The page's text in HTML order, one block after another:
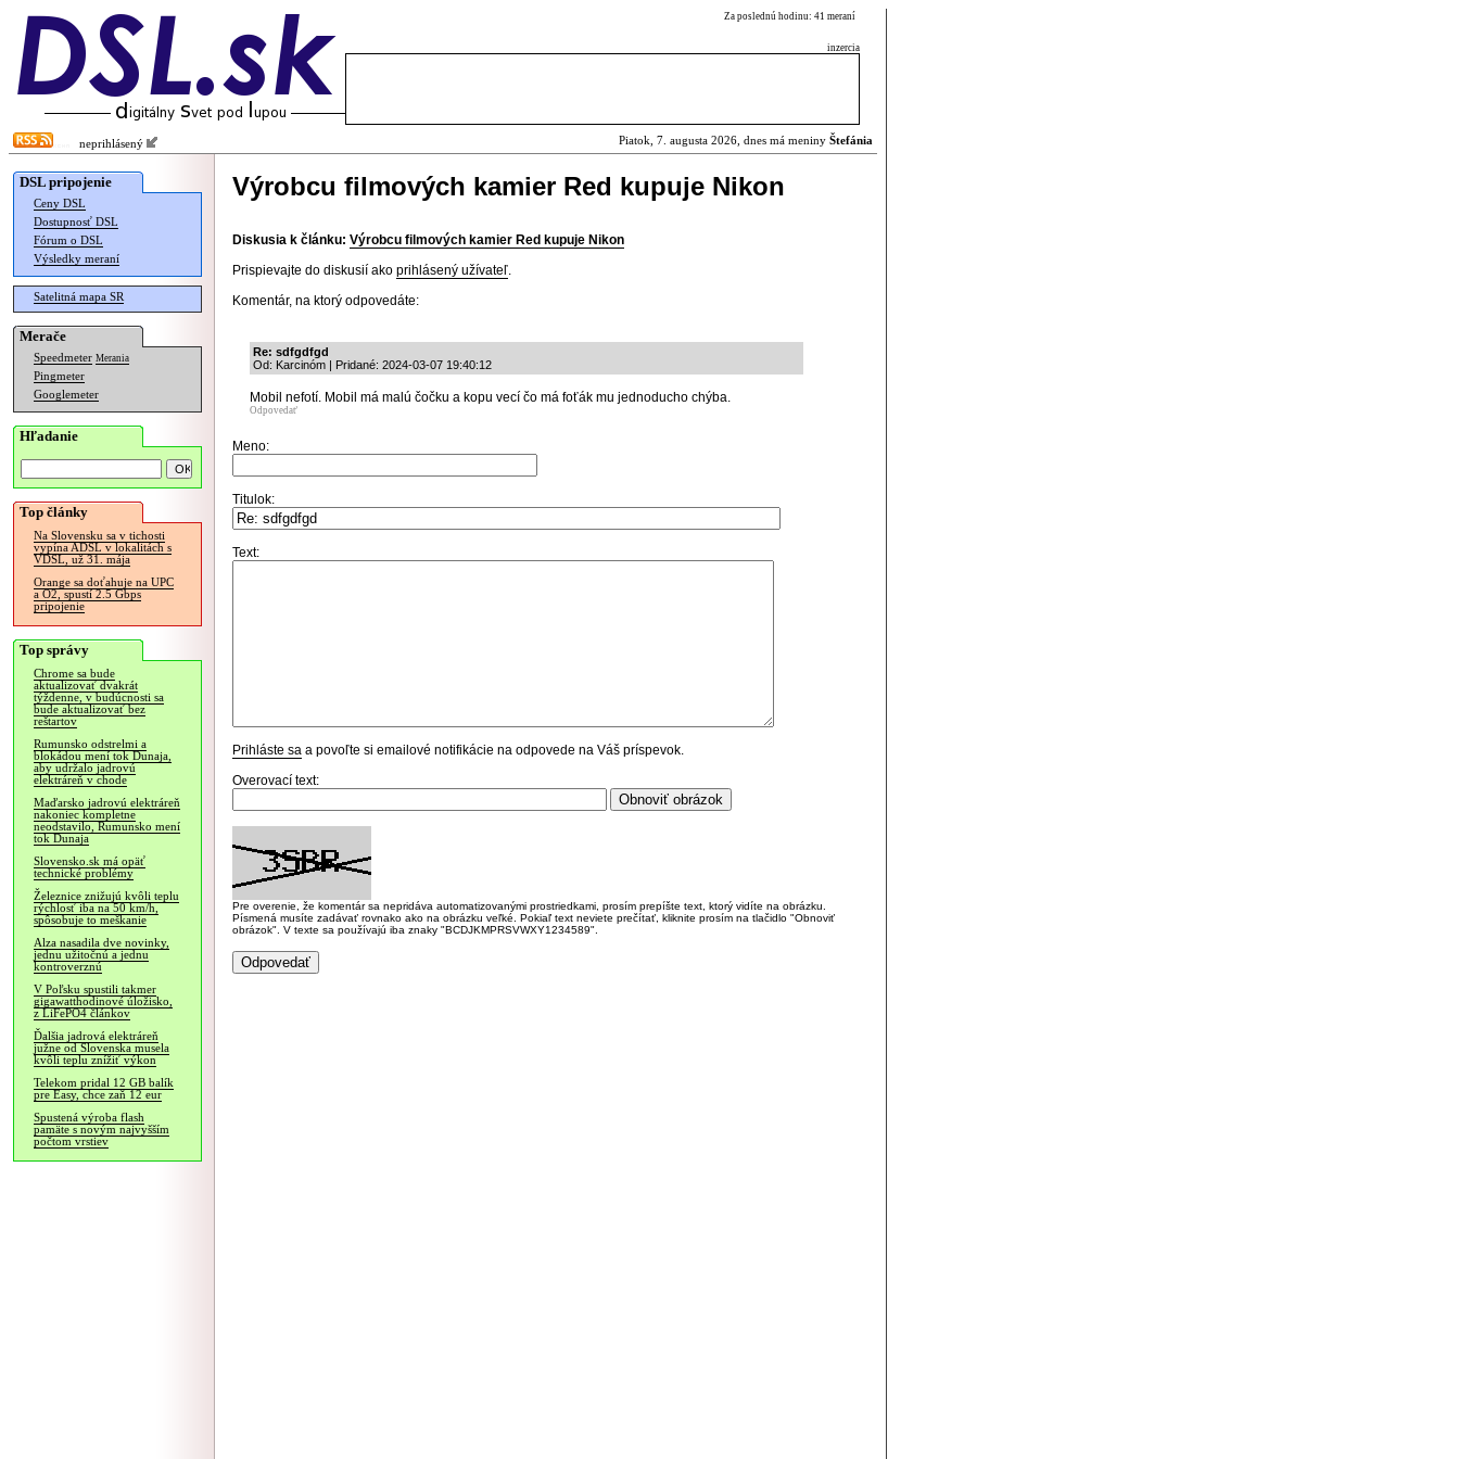
Za poslednú hodinu: 41 meraní
inzercia
neprihlásený Piatok, 7. augusta 2026, dnes má meniny Štefánia
DSL pripojenie
Ceny DSL
Dostupnosť DSL
Fórum o DSL
Výsledky meraní
Satelitná mapa SR
Merače
Speedmeter Merania
Pingmeter
Googlemeter
Hľadanie
Top články
Na Slovensku sa v tichosti
vypína ADSL v lokalitách s
VDSL, už 31. mája
Orange sa doťahuje na UPC
a O2, spustí 2.5 Gbps
pripojenie
Top správy
Chrome sa bude
aktualizovať dvakrát
týždenne, v budúcnosti sa
bude aktualizovať bez
reštartov
Rumunsko odstrelmi a
blokádou mení tok Dunaja,
aby udržalo jadrovú
elektráreň v chode
Maďarsko jadrovú elektráreň
nakoniec kompletne
neodstavilo, Rumunsko mení
tok Dunaja
Slovensko.sk má opäť
technické problémy
Železnice znižujú kvôli teplu
rýchlosť iba na 50 km/h,
spôsobuje to meškanie
Alza nasadila dve novinky,
jednu užitočnú a jednu
kontroverznú
V Poľsku spustili takmer
gigawatthodinové úložisko,
z LiFePO4 článkov
Ďalšia jadrová elektráreň
južne od Slovenska musela
kvôli teplu znížiť výkon
Telekom pridal 12 GB balík
pre Easy, chce zaň 12 eur
Spustená výroba flash
pamäte s novým najvyšším
počtom vrstiev
Výrobcu filmových kamier Red kupuje Nikon
Diskusia k článku: Výrobcu filmových kamier Red kupuje Nikon
Prispievajte do diskusií ako prihlásený užívateľ.
Komentár, na ktorý odpovedáte:
Re: sdfgdfgd
Od: Karcinóm | Pridané: 2024-03-07 19:40:12
Mobil nefotí. Mobil má malú čočku a kopu vecí čo má foťák mu jednoducho chýba.
Odpovedať
Meno:
Titulok:
Text:
Prihláste sa a povoľte si emailové notifikácie na odpovede na Váš príspevok.
Overovací text:
Pre overenie, že komentár sa nepridáva automatizovanými prostriedkami, prosím prepíšte text, ktorý vidíte na obrázku.
Písmená musíte zadávať rovnako ako na obrázku veľké. Pokiaľ text neviete prečítať, kliknite prosím na tlačidlo "Obnoviť
obrázok". V texte sa používajú iba znaky "BCDJKMPRSVWXY1234589".